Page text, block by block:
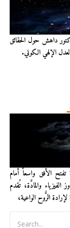
داهش حول الحقائق
الإلهي الكوني.
الأفق واسعاً أمام
والمادَّة، تُقدم
الرُّوح الواعية،